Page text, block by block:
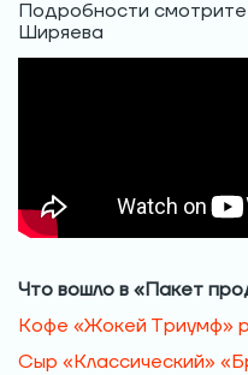
Подробности
Ширяева
Что вошло в «Пакет
Кофе «Жокей Триумф»
Сыр «Классический»